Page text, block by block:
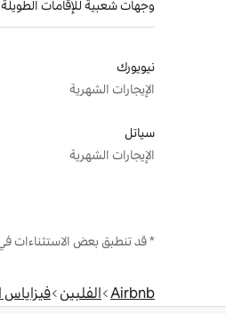
وجهات شعبية للإقامات الطويلة
نيويورك
الإيجارات الشهرية
سياتل
الإيجارات الشهرية
* قد تنطبق بعض الاستثناءات
Airbnb الفلبين